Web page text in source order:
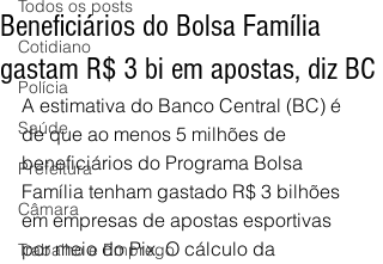
Todos os posts
Cotidiano
Polícia
Saúde
Prefeitura
Câmara
Trabalho e Emprego
Beneficiários do Bolsa Família
gastam R$ 3 bi em apostas, diz BC
A estimativa do Banco Central (BC) é
de que ao menos 5 milhões de
beneficiários do Programa Bolsa
Família tenham gastado R$ 3 bilhões
em empresas de apostas esportivas
por meio do Pix. O cálculo da